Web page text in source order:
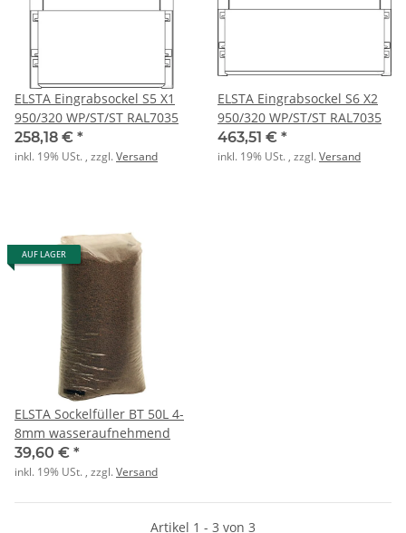
ELSTA Eingrabsockel S5 X1
950/320 WP/ST/ST RAL7035
258,18 € *
inkl. 19% USt. , zzgl.Versand
ELSTA Eingrabsockel S6 X2
950/320 WP/ST/ST RAL7035
463,51 € *
inkl. 19% USt. , zzgl.Versand
AUF LAGER
ELSTA Sockelfüller BT 50L 4-
8mm wasseraufnehmend
39,60 € *
inkl. 19% USt. , zzgl.Versand
Artikel 1 - 3 von 3